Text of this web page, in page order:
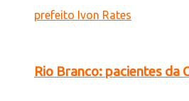
Rio Branco: pacientes da